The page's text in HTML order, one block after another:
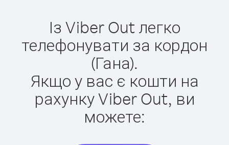
Із Viber Out легко
телефонувати за кордон
(Гана).
Якщо у вас є кошти на
рахунку Viber Out, ви
можете: